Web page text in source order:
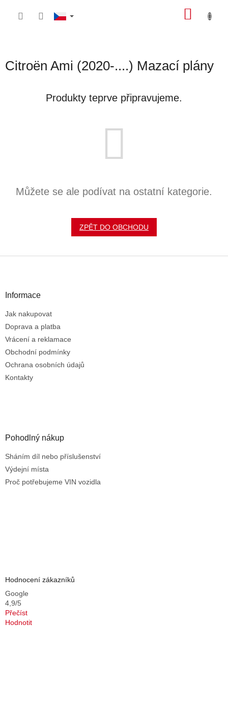
Citroën Ami (2020-....) Mazací plány
Produkty teprve připravujeme.
Můžete se ale podívat na ostatní kategorie.
ZPĚT DO OBCHODU
Informace
Jak nakupovat
Doprava a platba
Vrácení a reklamace
Obchodní podmínky
Ochrana osobních údajů
Kontakty
Pohodlný nákup
Sháním díl nebo příslušenství
Výdejní místa
Proč potřebujeme VIN vozidla
Hodnocení zákazníků
Google
4,9/5
Přečíst
Hodnotit